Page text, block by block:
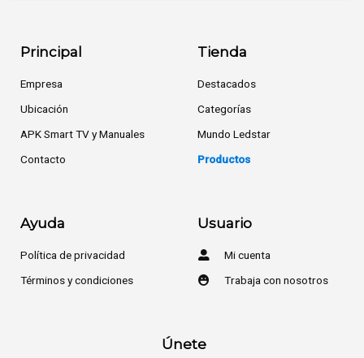
Principal
Empresa
Ubicación
APK Smart TV y Manuales
Contacto
Tienda
Destacados
Categorías
Mundo Ledstar
Productos
Ayuda
Política de privacidad
Términos y condiciones
Usuario
Mi cuenta
Trabaja con nosotros
Únete